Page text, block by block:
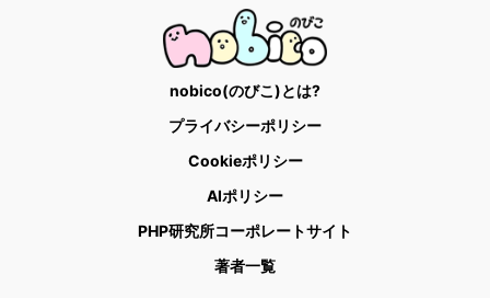
nobico(のびこ)とは?
プライバシーポリシー
Cookieポリシー
AIポリシー
PHP研究所コーポレートサイト
著者一覧